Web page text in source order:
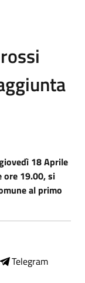
18 Aprile
ore 19.00, si
al primo
Telegram